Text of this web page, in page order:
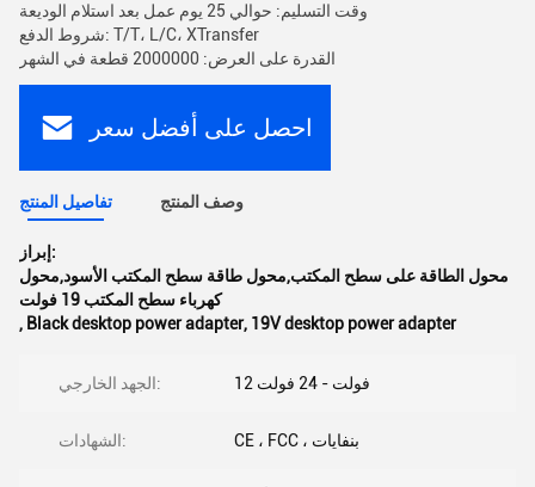
وقت التسليم: حوالي 25 يوم عمل بعد استلام الوديعة
شروط الدفع: T/T، L/C، XTransfer
القدرة على العرض: 2000000 قطعة في الشهر
احصل على أفضل سعر
تفاصيل المنتج وصف المنتج
إبراز:
محول الطاقة على سطح المكتب,محول طاقة سطح المكتب الأسود,محول
كهرباء سطح المكتب 19 فولت
, Black desktop power adapter, 19V desktop power adapter
الجهد الخارجي: 12 فولت - 24 فولت
الشهادات: CE ، FCC ، بنفايات